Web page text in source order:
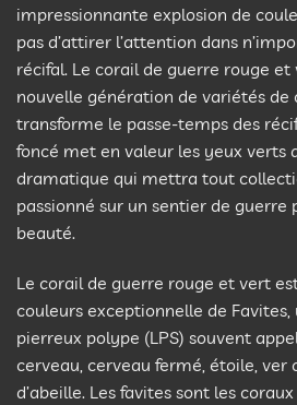
impressionnante explosion de
pas d’attirer l’attention dans
récifal. Le corail de guerre rouge
nouvelle génération de variétés de
transforme le passe-temps des
foncé met en valeur les yeux verts
dramatique qui mettra tout
passionné sur un sentier de
beauté.
Le corail de guerre rouge et vert
couleurs exceptionnelle de
pierreux polype (LPS) souvent
cerveau, cerveau fermé, étoile, ver
d’abeille. Les favites sont les